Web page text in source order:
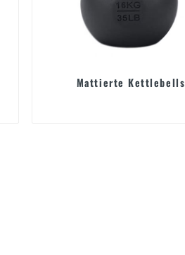
Mattierte Kettlebells